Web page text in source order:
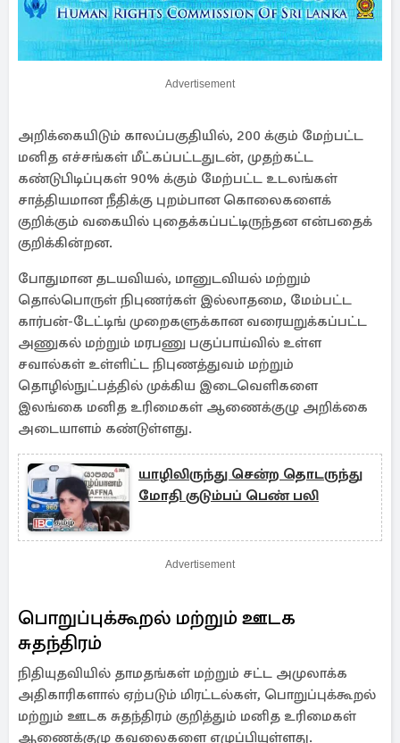
Advertisement
அறிக்கையிடும் காலப்பகுதியில், 200 க்கும் மேற்பட்ட
மனித எச்சங்கள் மீட்கப்பட்டதுடன், முதற்கட்ட
கண்டுபிடிப்புகள் 90% க்கும் மேற்பட்ட உடலங்கள்
சாத்தியமான நீதிக்கு புறம்பான கொலைகளைக்
குறிக்கும் வகையில் புதைக்கப்பட்டிருந்தன என்பதைக்
குறிக்கின்றன.
போதுமான தடயவியல், மானுடவியல் மற்றும்
தொல்பொருள் நிபுணர்கள் இல்லாதமை, மேம்பட்ட
கார்பன்-டேட்டிங் முறைகளுக்கான வரையறுக்கப்பட்ட
அணுகல் மற்றும் மரபணு பகுப்பாய்வில் உள்ள
சவால்கள் உள்ளிட்ட நிபுணத்துவம் மற்றும்
தொழில்நுட்பத்தில் முக்கிய இடைவெளிகளை
இலங்கை மனித உரிமைகள் ஆணைக்குழு அறிக்கை
அடையாளம் கண்டுள்ளது.
யாழிலிருந்து சென்ற தொடருந்து
மோதி குடும்பப் பெண் பலி
Advertisement
பொறுப்புக்கூறல் மற்றும் ஊடக
சுதந்திரம்
நிதியுதவியில் தாமதங்கள் மற்றும் சட்ட அமுலாக்க
அதிகாரிகளால் ஏற்படும் மிரட்டல்கள், பொறுப்புக்கூறல்
மற்றும் ஊடக சுதந்திரம் குறித்தும் மனித உரிமைகள்
ஆணைக்குழு கவலைகளை எழுப்பியுள்ளது.